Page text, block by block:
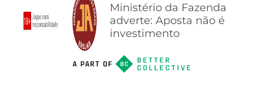
Ministério da Fazenda
adverte: Aposta não é
investimento